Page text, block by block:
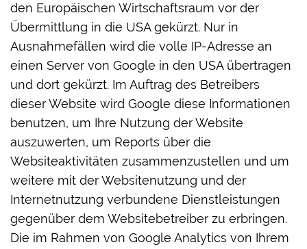
den Europäischen Wirtschaftsraum vor der
Übermittlung in die USA gekürzt. Nur in
Ausnahmefällen wird die volle IP-Adresse an
einen Server von Google in den USA übertragen
und dort gekürzt. Im Auftrag des Betreibers
dieser Website wird Google diese Informationen
benutzen, um Ihre Nutzung der Website
auszuwerten, um Reports über die
Websiteaktivitäten zusammenzustellen und um
weitere mit der Websitenutzung und der
Internetnutzung verbundene Dienstleistungen
gegenüber dem Websitebetreiber zu erbringen.
Die im Rahmen von Google Analytics von Ihrem